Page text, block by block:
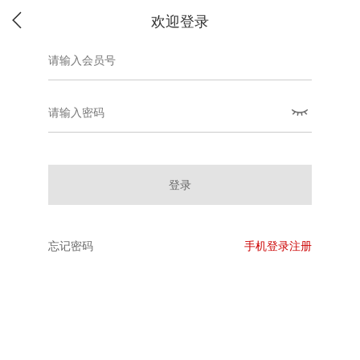
欢迎登录
登录
忘记密码 手机登录注册